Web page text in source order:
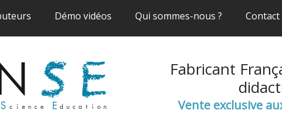
(current)Démo vidéos(current)Qui sommes-nous ?(current)Contact
Fabricant
Vente exclusive